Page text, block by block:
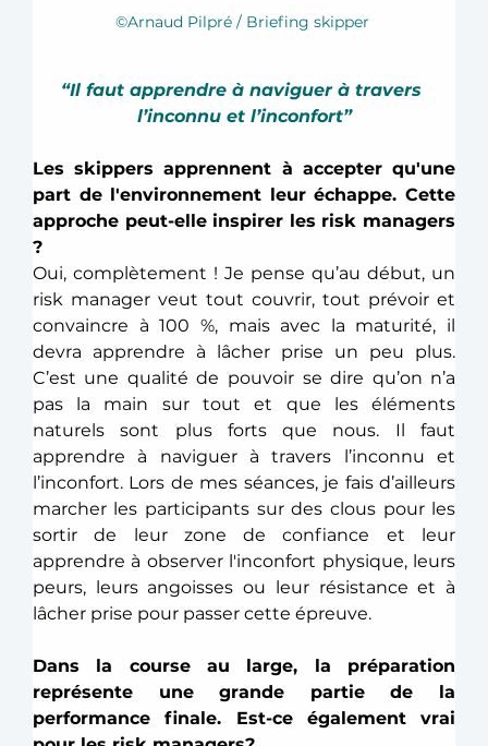
©Arnaud Pilpré / Briefing skipper
“Il faut apprendre à naviguer à travers
l’inconnu et l’inconfort”
Les skippers apprennent à accepter qu'une
part de l'environnement leur échappe. Cette
approche peut-elle inspirer les risk managers
?
Oui, complètement ! Je pense qu’au début, un
risk manager veut tout couvrir, tout prévoir et
convaincre à 100 %, mais avec la maturité, il
devra apprendre à lâcher prise un peu plus.
C’est une qualité de pouvoir se dire qu’on n’a
pas la main sur tout et que les éléments
naturels sont plus forts que nous. Il faut
apprendre à naviguer à travers l’inconnu et
l’inconfort. Lors de mes séances, je fais d’ailleurs
marcher les participants sur des clous pour les
sortir de leur zone de confiance et leur
apprendre à observer l'inconfort physique, leurs
peurs, leurs angoisses ou leur résistance et à
lâcher prise pour passer cette épreuve.
Dans la course au large, la préparation
représente une grande partie de la
performance finale. Est-ce également vrai